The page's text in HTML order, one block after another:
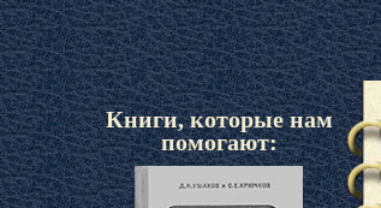
Книги, которые нам
помогают: